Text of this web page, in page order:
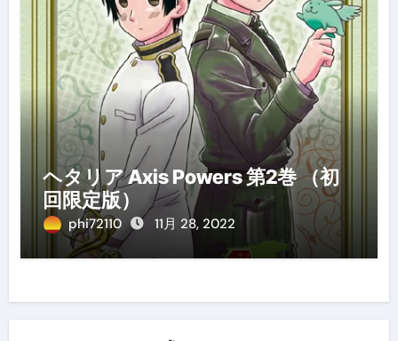
ヘタリア Axis Powers 第2巻 （初
回限定版）
phi72110 11月 28, 2022